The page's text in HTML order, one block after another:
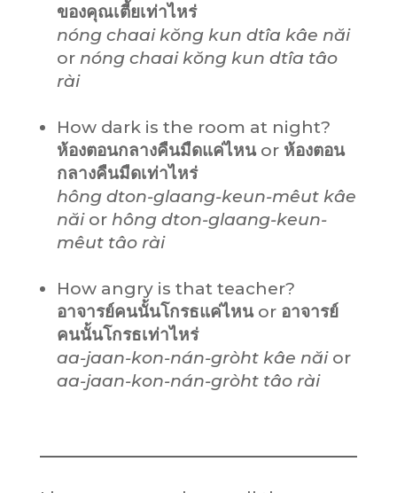
ของคุณเตี้ยเท่าไหร่
nóng chaai kŏng kun dtîa kâe năi
ornóng chaai kŏng kun dtîa tâo
rài
How dark is the room at night?
ห้องตอนกลางคืนมืดแค่ไหน orห้องตอน
กลางคืนมืดเท่าไหร่
hông dton-glaang-keun-mêut kâe
năi orhông dton-glaang-keun-
mêut tâo rài
How angry is that teacher?
อาจารย์คนนั้นโกรธแค่ไหนor อาจารย์
คนนั้นโกรธเท่าไหร่
aa-jaan-kon-nán-gròht kâe năi or
aa-jaan-kon-nán-gròht tâo rài